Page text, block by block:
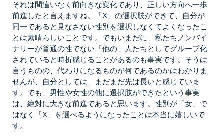
それは間違いなく前向きな変化であり、正しい方向へ一歩
前進したと言えますね。「X」の選択肢ができて、自分が
同一であると見なさない性別を選択しなくてよくなったこ
とは素晴らしいことです。でもいまだに、私たちノンバイ
ナリーが普通の性でない「他の」人たちとしてグループ化
されていると時折感じることがあるのも事実です。そうは
言うものの、代わりになるものが何であるのかはわかりま
せんが、自分としては、まだまだ先は長いと感じていま
す。でも、男性や女性の他に選択肢ができたという事実
は、絶対に大きな前進であると思います。性別が「女」で
はなく「X」を選べるようになったことは本当に嬉しいで
す。